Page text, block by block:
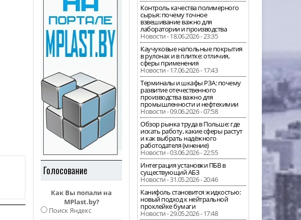
Голосование
Как Вы попали на
MPlast.by?
Поиск Яндекс
Контроль качества полимерного
сырья: почему точное
взвешивание важно для
лаборатории и производства
Новости - 18.06.2026 - 23:35
Каучуковые напольные покрытия
в рулонах и в плитке: отличия,
сферы применения
Новости - 17.06.2026 - 17:43
Терминалы и шкафы РЗА: почему
развитие отечественного
производства важно для
промышленности и нефтехимии
Новости - 09.06.2026 - 07:58
Обзор рынка труда в Польше: где
искать работу, какие сферы растут
и как выбрать надёжного
работодателя (мнение)
Новости - 03.06.2026 - 22:55
Интеграция установки ПБВ в
существующий АБЗ
Новости - 31.05.2026 - 20:46
Канифоль становится жидкостью:
новый подход к нейтральной
проклейке бумаги
Новости - 29.05.2026 - 17:48